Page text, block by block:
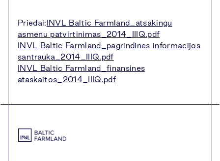
Priedai:INVL Baltic Farmland_atsakingu
asmenu patvirtinimas_2014_IIIQ.pdf
INVL Baltic Farmland_pagrindines informacijos
santrauka_2014_IIIQ.pdf
INVL Baltic Farmland_finansines
ataskaitos_2014_IIIQ.pdf